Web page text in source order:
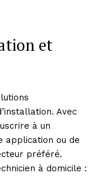
et
Avec
à un
application ou de
préféré.
à domicile :